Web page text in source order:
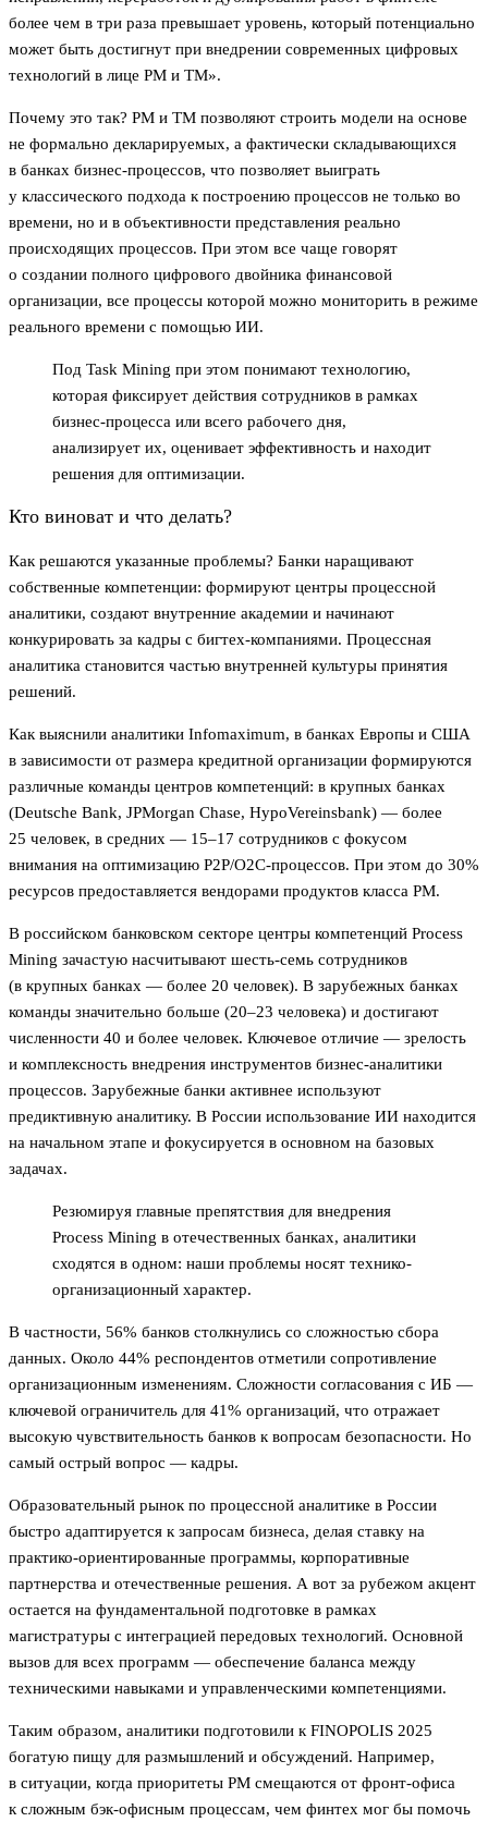
более чем в три раза превышает уровень, который потенциально
может быть достигнут при внедрении современных цифровых
технологий в лице PM и ТM».
Почему это так? PM и ТM позволяют строить модели на основе
не формально декларируемых, а фактически складывающихся
в банках бизнес-процессов, что позволяет выиграть
у классического подхода к построению процессов не только во
времени, но и в объективности представления реально
происходящих процессов. При этом все чаще говорят
о создании полного цифрового двойника финансовой
организации, все процессы которой можно мониторить в режиме
реального времени с помощью ИИ.
Под Task Mining при этом понимают технологию,
которая фиксирует действия сотрудников в рамках
бизнес-процесса или всего рабочего дня,
анализирует их, оценивает эффективность и находит
решения для оптимизации.
Кто виноват и что делать?
Как решаются указанные проблемы? Банки наращивают
собственные компетенции: формируют центры процессной
аналитики, создают внутренние академии и начинают
конкурировать за кадры с бигтех-компаниями. Процессная
аналитика становится частью внутренней культуры принятия
решений.
Как выяснили аналитики Infomaximum, в банках Европы и США
в зависимости от размера кредитной организации формируются
различные команды центров компетенций: в крупных банках
(Deutsche Bank, JPMorgan Chase, HypoVereinsbank) — более
25 человек, в средних — 15–17 сотрудников с фокусом
внимания на оптимизацию P2P/O2C-процессов. При этом до 30%
ресурсов предоставляется вендорами продуктов класса PM.
В российском банковском секторе центры компетенций Process
Mining зачастую насчитывают шесть-семь сотрудников
(в крупных банках — более 20 человек). В зарубежных банках
команды значительно больше (20–23 человека) и достигают
численности 40 и более человек. Ключевое отличие — зрелость
и комплексность внедрения инструментов бизнес-аналитики
процессов. Зарубежные банки активнее используют
предиктивную аналитику. В России использование ИИ находится
на начальном этапе и фокусируется в основном на базовых
задачах.
Резюмируя главные препятствия для внедрения
Process Mining в отечественных банках, аналитики
сходятся в одном: наши проблемы носят технико-
организационный характер.
В частности, 56% банков столкнулись со сложностью сбора
данных. Около 44% респондентов отметили сопротивление
организационным изменениям. Сложности согласования с ИБ —
ключевой ограничитель для 41% организаций, что отражает
высокую чувствительность банков к вопросам безопасности. Но
самый острый вопрос — кадры.
Образовательный рынок по процессной аналитике в России
быстро адаптируется к запросам бизнеса, делая ставку на
практико-ориентированные программы, корпоративные
партнерства и отечественные решения. А вот за рубежом акцент
остается на фундаментальной подготовке в рамках
магистратуры с интеграцией передовых технологий. Основной
вызов для всех программ — обеспечение баланса между
техническими навыками и управленческими компетенциями.
Таким образом, аналитики подготовили к FINOPOLIS 2025
богатую пищу для размышлений и обсуждений. Например,
в ситуации, когда приоритеты PM смещаются от фронт-офиса
к сложным бэк-офисным процессам, чем финтех мог бы помочь